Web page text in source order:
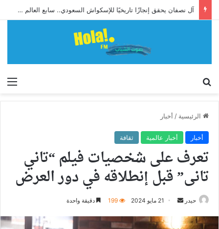
آل نصفان يحقق إنجازًا تاريخيًا للإسكواش السعودي.. سابع العالم وأول آسيوي يبلغ ربع نهائي بطولة العالم للشباب
الرئيسية / أخبار
أخبار أخبار عالمية ثقافة
تعرف على شخصيات فيلم “تاني
تانى” قبل إنطلاقه في دور العرض
حيدر
أرسل
إلكترونيا
21 مايو 2024 199 دقيقة واحدة